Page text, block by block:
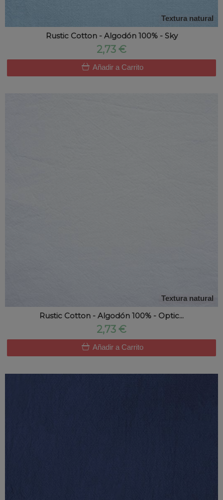
Textura natural
Rustic Cotton - Algodón 100% - Sky
2,73 €
Añadir a Carrito
Textura natural
Rustic Cotton - Algodón 100% - Optic...
2,73 €
Añadir a Carrito